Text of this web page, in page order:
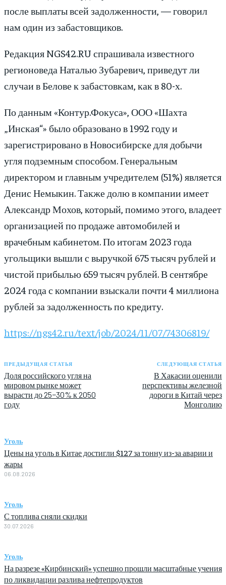
после выплаты всей задолженности, — говорил
нам один из забастовщиков.
Редакция NGS42.RU спрашивала известного
регионоведа Наталью Зубаревич, приведут ли
случаи в Белове к забастовкам, как в 80-х.
По данным «Контур.Фокуса», ООО «Шахта
„Инская“» было образовано в 1992 году и
зарегистрировано в Новосибирске для добычи
угля подземным способом. Генеральным
директором и главным учредителем (51%) является
Денис Немыкин. Также долю в компании имеет
Александр Мохов, который, помимо этого, владеет
организацией по продаже автомобилей и
врачебным кабинетом. По итогам 2023 года
угольщики вышли с выручкой 675 тысяч рублей и
чистой прибылью 659 тысяч рублей. В сентябре
2024 года с компании взыскали почти 4 миллиона
рублей за задолженность по кредиту.
https://ngs42.ru/text/job/2024/11/07/74306819/
ПРЕДЫДУЩАЯ СТАТЬЯ
Доля российского угля на
мировом рынке может
вырасти до 25−30% к 2050
году
СЛЕДУЮЩАЯ СТАТЬЯ
В Хакасии оценили
перспективы железной
дороги в Китай через
Монголию
Уголь
Цены на уголь в Китае достигли $127 за тонну из-за аварии и
жары
06.08.2026
Уголь
С топлива сняли скидки
30.07.2026
Уголь
На разрезе «Кирбинский» успешно прошли масштабные учения
по ликвидации разлива нефтепродуктов